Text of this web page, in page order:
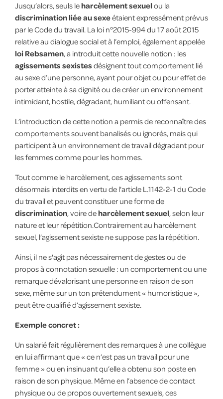
Jusqu’alors, seuls leharcèlement sexuelou la
discrimination liée au sexeétaient expressément prévus
par le Code du travail. La loi n°2015-994 du 17 août 2015
relative au dialogue social et à l’emploi, également appelée
loi Rebsamen, a introduit cette nouvelle notion : les
agissements sexistes désignent tout comportement lié
au sexe d’une personne, ayant pour objet ou pour effet de
porter atteinte à sa dignité ou de créer un environnement
intimidant, hostile, dégradant, humiliant ou offensant.
L’introduction de cette notion a permis de reconnaître des
comportements souvent banalisés ou ignorés, mais qui
participent à un environnement de travail dégradant pour
les femmes comme pour les hommes.
Tout comme le harcèlement, ces agissements sont
désormais interdits en vertu de l'article L.1142-2-1 du Code
du travail et peuvent constituer une forme de
discrimination, voire deharcèlement sexuel, selon leur
nature et leur répétition.Contrairement au harcèlement
sexuel, l’agissement sexiste ne suppose pas la répétition.
Ainsi, il ne s'agit pas nécessairement de gestes ou de
propos à connotation sexuelle : un comportement ou une
remarque dévalorisant une personne en raison de son
sexe, même sur un ton prétendument « humoristique »,
peut être qualifié d’agissement sexiste.
Exemple concret :
Un salarié fait régulièrement des remarques à une collègue
en lui affirmant que « ce n’est pas un travail pour une
femme » ou en insinuant qu’elle a obtenu son poste en
raison de son physique. Même en l’absence de contact
physique ou de propos ouvertement sexuels, ces